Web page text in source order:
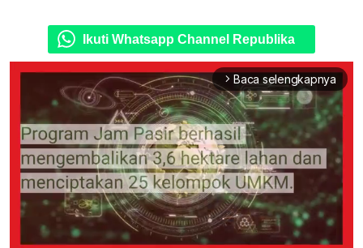
Ikuti Whatsapp Channel Republika
arrow_forward_ios Baca selengkapnya